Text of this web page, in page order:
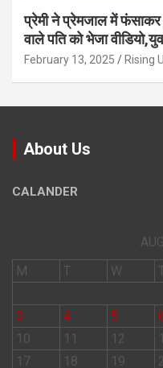
प्रेमी ने प्रेमजाल में फंसाकर
वाले पत‍ि को भेजा
February 13, 2025 Rising
About Us
CALANDER
M
T W
3
4 5
10
11 12
17
18 19